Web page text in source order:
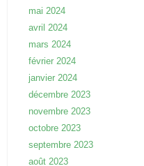
mai 2024
avril 2024
mars 2024
février 2024
janvier 2024
décembre 2023
novembre 2023
octobre 2023
septembre 2023
août 2023